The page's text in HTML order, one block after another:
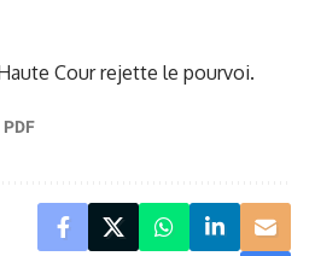
Cour rejette le pourvoi.